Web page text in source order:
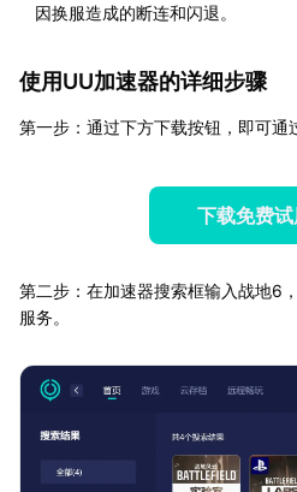
因换服造成的断连和闪退。
使用UU加速器的详细步骤
第一步：通过下方下载按钮，即可通
下载免费
第二步：在加速器搜索框输入战地6
服务。